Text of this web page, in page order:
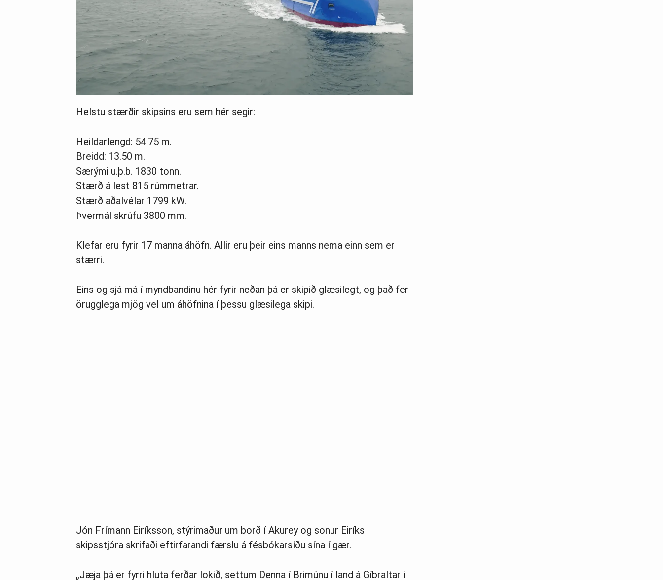
Helstu stærðir skipsins eru sem hér segir:
Heildarlengd: 54.75 m.
Breidd: 13.50 m.
Særými u.þ.b. 1830 tonn.
Stærð á lest 815 rúmmetrar.
Stærð aðalvélar 1799 kW.
Þvermál skrúfu 3800 mm.
Klefar eru fyrir 17 manna áhöfn. Allir eru þeir eins manns nema einn sem er
stærri.
Eins og sjá má í myndbandinu hér fyrir neðan þá er skipið glæsilegt, og það fer
örugglega mjög vel um áhöfnina í þessu glæsilega skipi.
Jón Frímann Eiríksson, stýrimaður um borð í Akurey og sonur Eiríks
skipsstjóra skrifaði eftirfarandi færslu á fésbókarsíðu sína í gær.
„Jæja þá er fyrri hluta ferðar lokið, settum Denna í Brimúnu í land á Gíbraltar í